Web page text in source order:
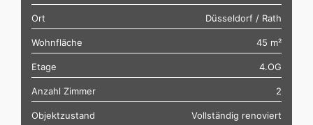
Ort Düsseldorf / Rath
Wohnfläche 45 m²
Etage 4.OG
Anzahl Zimmer 2
Objektzustand Vollständig renoviert